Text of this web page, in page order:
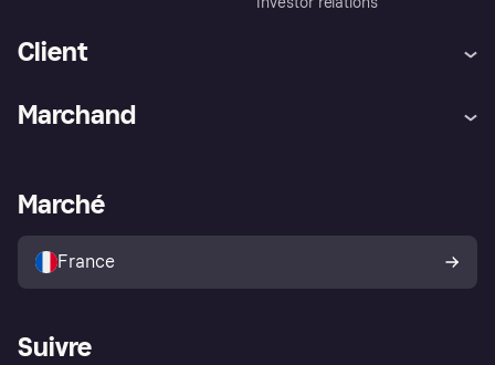
Client
Explorez les magasins
Politique de protection de
l’acheteur Klarna
Marchand
Portail Marchand
Marché
France
Suivre